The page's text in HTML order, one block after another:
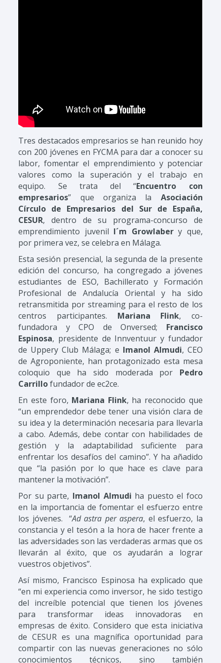
Tres destacados empresarios se han reunido hoy
con 200 jóvenes en FYCMA para dar a conocer su
labor, fomentar el emprendimiento y potenciar
valores como la superación y el trabajo en
equipo. Se trata del “Encuentro con
empresarios” que organiza la Asociación
Círculo de Empresarios del Sur de España,
CESUR, dentro de su programa-concurso de
emprendimiento juvenil I´m Growlabery que,
por primera vez, se celebra en Málaga.
Esta sesión presencial, la segunda de la presente
edición del concurso, ha congregado a jóvenes
estudiantes de ESO, Bachillerato y Formación
Profesional de Andalucía Oriental y ha sido
retransmitida por streaming para el resto de los
centros participantes. Mariana Flink, co-
fundadora y CPO de Onversed; Francisco
Espinosa, presidente de Innventuur y fundador
de Uppery Club Málaga; e Imanol Almudi, CEO
de Agroponiente, han protagonizado esta mesa
coloquio que ha sido moderada por Pedro
Carrillofundador de ec2ce.
En este foro, Mariana Flink, ha reconocido que
“un emprendedor debe tener una visión clara de
su idea y la determinación necesaria para llevarla
a cabo. Además, debe contar con habilidades de
gestión y la adaptabilidad suficiente para
enfrentar los desafíos del camino”. Y ha añadido
que “la pasión por lo que hace es clave para
mantener la motivación”.
Por su parte, Imanol Almudi ha puesto el foco
en la importancia de fomentar el esfuerzo entre
los jóvenes. “Ad astra per aspera, el esfuerzo, la
constancia y el tesón a la hora de hacer frente a
las adversidades son las verdaderas armas que os
llevarán al éxito, que os ayudarán a lograr
vuestros objetivos”.
Así mismo, Francisco Espinosa ha explicado que
“en mi experiencia como inversor, he sido testigo
del increíble potencial que tienen los jóvenes
para transformar ideas innovadoras en
empresas de éxito. Considero que esta iniciativa
de CESUR es una magnífica oportunidad para
compartir con las nuevas generaciones no sólo
conocimientos técnicos, sino también